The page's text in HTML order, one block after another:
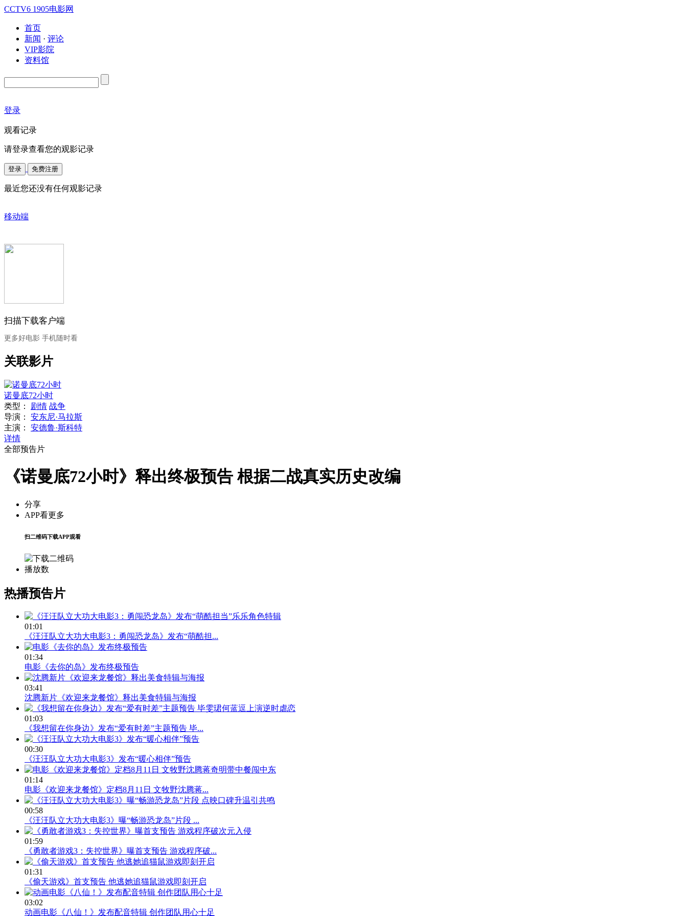
CCTV6 1905电影网
首页
新闻 · 评论
VIP影院
资料馆
登录
观看记录
请登录查看您的观影记录
登录 免费注册
最近您还没有任何观影记录
移动端
扫描下载客户端
更多好电影 手机随时看
关联影片
诺曼底72小时
类型：
剧情 战争
导演：
安东尼·马拉斯
主演：
安德鲁·斯科特
详情
全部预告片
《诺曼底72小时》释出终极预告 根据二战真实历史改编
分享
APP看更多
扫二维码下载APP观看
播放数
热播预告片
01:01
《汪汪队立大功大电影3：勇闯恐龙岛》发布“萌酷担...
01:34
电影《去你的岛》发布终极预告
03:41
沈腾新片《欢迎来龙餐馆》释出美食特辑与海报
01:03
《我想留在你身边》发布“爱有时差”主题预告 毕...
00:30
《汪汪队立大功大电影3》发布“暖心相伴”预告
01:14
电影《欢迎来龙餐馆》定档8月11日 文牧野沈腾蒋...
00:58
《汪汪队立大功大电影3》曝“畅游恐龙岛”片段 ...
01:59
《勇敢者游戏3：失控世界》曝首支预告 游戏程序破...
01:31
《偷天游戏》首支预告 他逃她追猫鼠游戏即刻开启
03:02
动画电影《八仙！》发布配音特辑 创作团队用心十足